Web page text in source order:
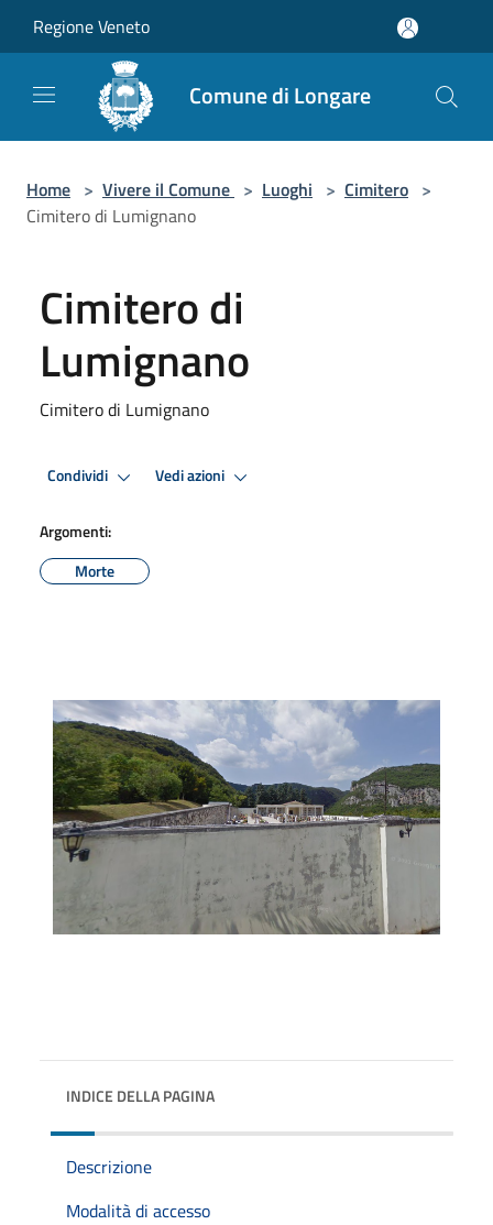
Regione Veneto
Comune di Longare
Home > Vivere il Comune > Luoghi > Cimitero >
Cimitero di Lumignano
Cimitero di
Lumignano
Cimitero di Lumignano
Condividi Vedi azioni
Argomenti:
Morte
INDICE DELLA PAGINA
Descrizione
Modalità di accesso